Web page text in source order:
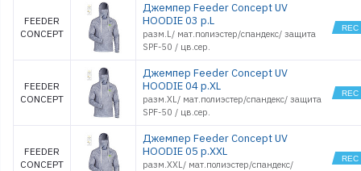
FEEDER
CONCEPT
Джемпер Feeder Concept UV
HOODIE 03 р.L
разм.L/ мат.полиэстер/спандекс/ защита
SPF-50 / цв.cер.
FEEDER
CONCEPT
Джемпер Feeder Concept UV
HOODIE 04 р.XL
разм.XL/ мат.полиэстер/спандекс/ защита
SPF-50 / цв.cер.
FEEDER
CONCEPT
Джемпер Feeder Concept UV
HOODIE 05 р.XXL
разм.XXL/ мат.полиэстер/спандекс/